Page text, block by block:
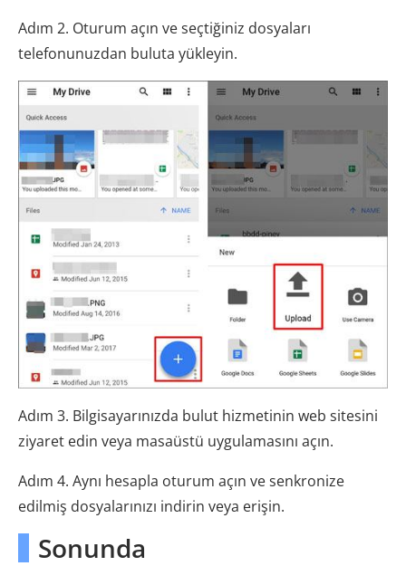
Adım 2. Oturum açın ve seçtiğiniz dosyaları
telefonunuzdan buluta yükleyin.
Adım 3. Bilgisayarınızda bulut hizmetinin web sitesini
ziyaret edin veya masaüstü uygulamasını açın.
Adım 4. Aynı hesapla oturum açın ve senkronize
edilmiş dosyalarınızı indirin veya erişin.
Sonunda